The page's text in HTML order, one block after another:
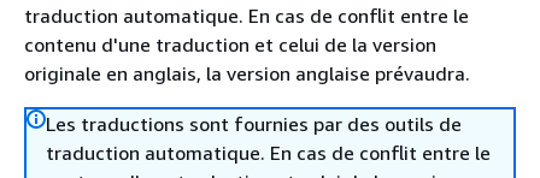
traduction automatique. En cas de conflit entre le
contenu d'une traduction et celui de la version
originale en anglais, la version anglaise prévaudra.
Les traductions sont fournies par des outils de
traduction automatique. En cas de conflit entre le